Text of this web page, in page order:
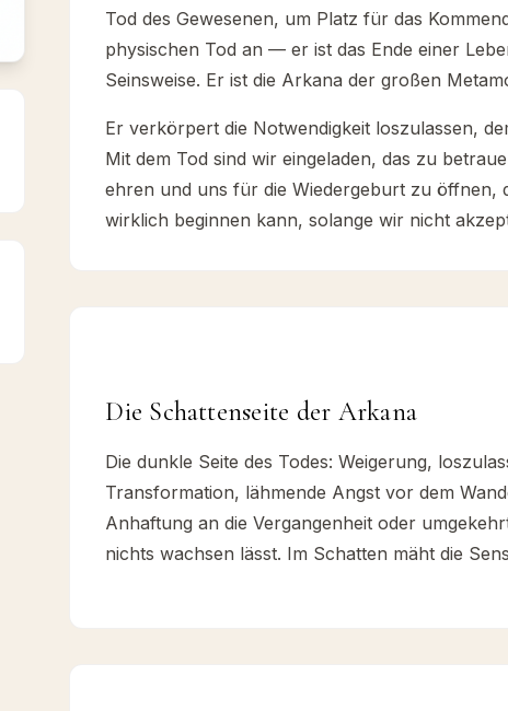
Tod des Gewesenen, um Platz für das
physischen Tod an — er ist das Ende einer
Seinsweise. Er ist die Arkana der großen
Er verkörpert die Notwendigkeit loszulassen,
Mit dem Tod sind wir eingeladen, das zu
ehren und uns für die Wiedergeburt zu öffnen,
wirklich beginnen kann, solange wir nicht
Die Schattenseite der Arkana
Die dunkle Seite des Todes: Weigerung,
Transformation, lähmende Angst vor dem
Anhaftung an die Vergangenheit oder
nichts wachsen lässt. Im Schatten mäht die